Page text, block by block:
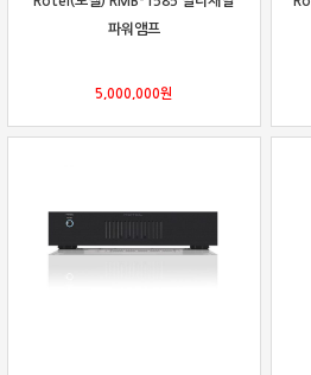
파워앰프
5,000,000원